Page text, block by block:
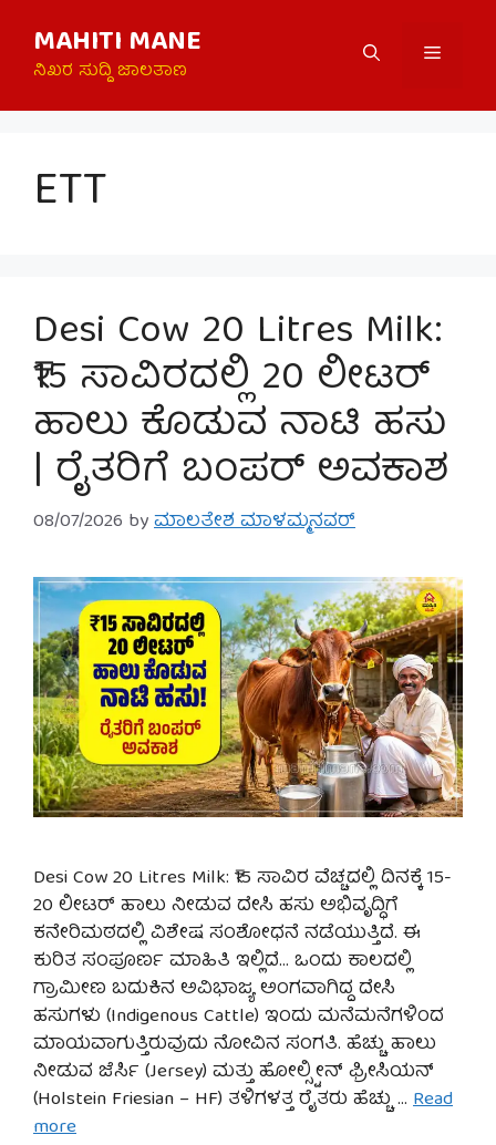
content
MAHITI MANE
ನಿಖರ ಸುದ್ದಿ ಜಾಲತಾಣ
Menu
ETT
Desi Cow 20 Litres Milk:
₹15 ಸಾವಿರದಲ್ಲಿ 20 ಲೀಟರ್
ಹಾಲು ಕೊಡುವ ನಾಟಿ ಹಸು
| ರೈತರಿಗೆ ಬಂಪರ್ ಅವಕಾಶ
08/07/2026 byಮಾಲತೇಶ ಮಾಳಮ್ಮನವರ್
Desi Cow 20 Litres Milk: ₹15 ಸಾವಿರ ವೆಚ್ಚದಲ್ಲಿ ದಿನಕ್ಕೆ 15-
20 ಲೀಟರ್ ಹಾಲು ನೀಡುವ ದೇಸಿ ಹಸು ಅಭಿವೃದ್ಧಿಗೆ
ಕನೇರಿಮಠದಲ್ಲಿ ವಿಶೇಷ ಸಂಶೋಧನೆ ನಡೆಯುತ್ತಿದೆ. ಈ
ಕುರಿತ ಸಂಪೂರ್ಣ ಮಾಹಿತಿ ಇಲ್ಲಿದೆ… ಒಂದು ಕಾಲದಲ್ಲಿ
ಗ್ರಾಮೀಣ ಬದುಕಿನ ಅವಿಭಾಜ್ಯ ಅಂಗವಾಗಿದ್ದ ದೇಸಿ
ಹಸುಗಳು (Indigenous Cattle) ಇಂದು ಮನೆಮನೆಗಳಿಂದ
ಮಾಯವಾಗುತ್ತಿರುವುದು ನೋವಿನ ಸಂಗತಿ. ಹೆಚ್ಚು ಹಾಲು
ನೀಡುವ ಜೆರ್ಸಿ (Jersey) ಮತ್ತು ಹೋಲ್ಸ್ಟೀನ್ ಫ್ರೀಸಿಯನ್
(Holstein Friesian – HF) ತಳಿಗಳತ್ತ ರೈತರು ಹೆಚ್ಚು … Read
more